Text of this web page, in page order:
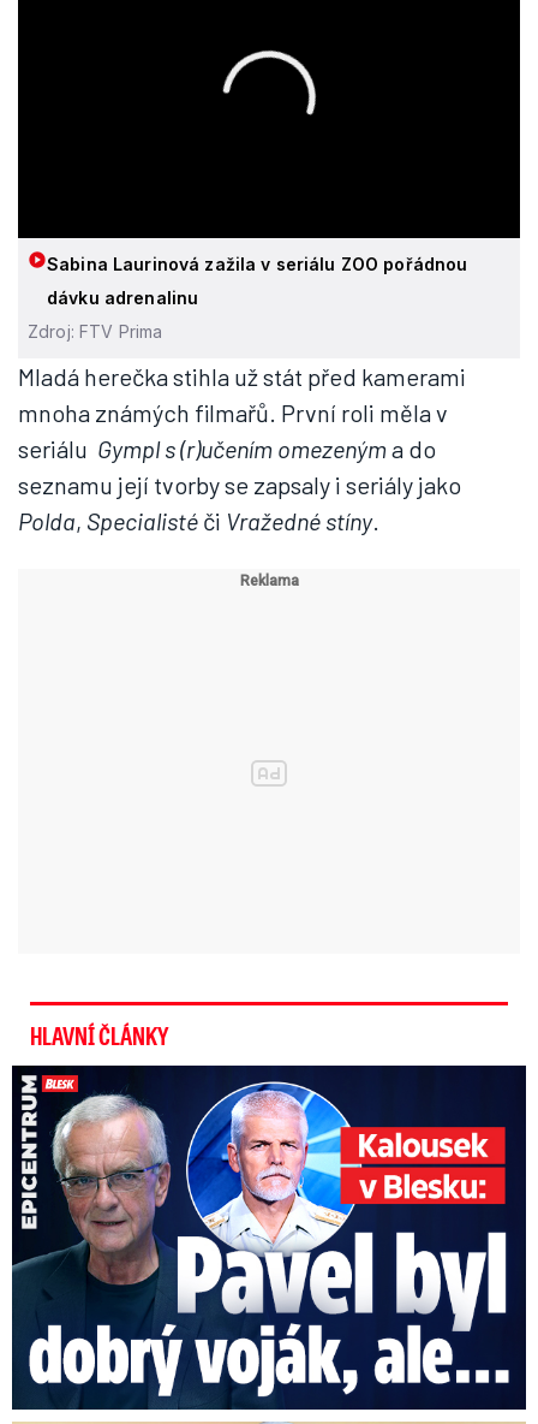
Sabina Laurinová zažila v seriálu ZOO pořádnou
dávku adrenalinu
Zdroj: FTV Prima
Mladá herečka stihla už stát před kamerami
mnoha známých filmařů. První roli měla v
seriálu Gympl s (r)učením omezeným a do
seznamu její tvorby se zapsaly i seriály jako
Polda, Specialisté či Vražedné stíny.
HLAVNÍ ČLÁNKY
Kalousek o prezidentovi: S Pavlem jsem se nesmířil!